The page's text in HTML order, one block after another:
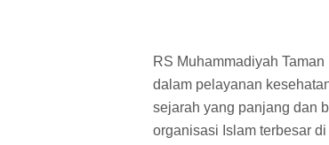
RS Muhammadiyah
dalam pelayanan
sejarah yang panjang dan
organisasi Islam terbesar